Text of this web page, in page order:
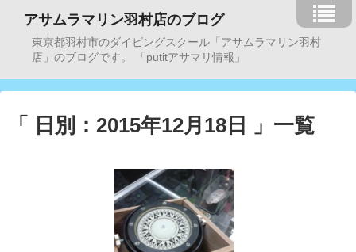
アサムラマリン羽村店のブログ
東京都羽村市のダイビングスクール「アサムラマリン羽村
店」のブログです。 「putitアサマリ情報」
「 日別：2015年12月18日 」一覧